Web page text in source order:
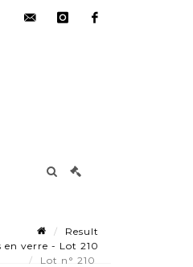
Result
en verre - Lot 210
Lot n° 210